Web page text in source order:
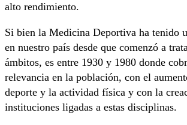
alto rendimiento.
Si bien la Medicina Deportiva ha tenido
en nuestro país desde que comenzó a
ámbitos, es entre 1930 y 1980 donde
relevancia en la población, con el
deporte y la actividad física y con la
instituciones ligadas a estas disciplinas.